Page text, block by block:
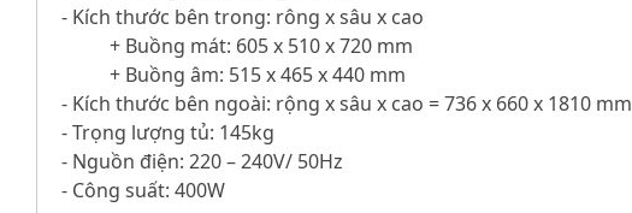
- Kích thước bên trong: rông x sâu x cao
+ Buồng mát: 605 x 510 x 720 mm
+ Buồng âm: 515 x 465 x 440 mm
- Kích thước bên ngoài: rộng x sâu x cao = 736 x 660 x 1810 mm
- Trọng lượng tủ: 145kg
- Nguồn điện: 220 – 240V/ 50Hz
- Công suất: 400W